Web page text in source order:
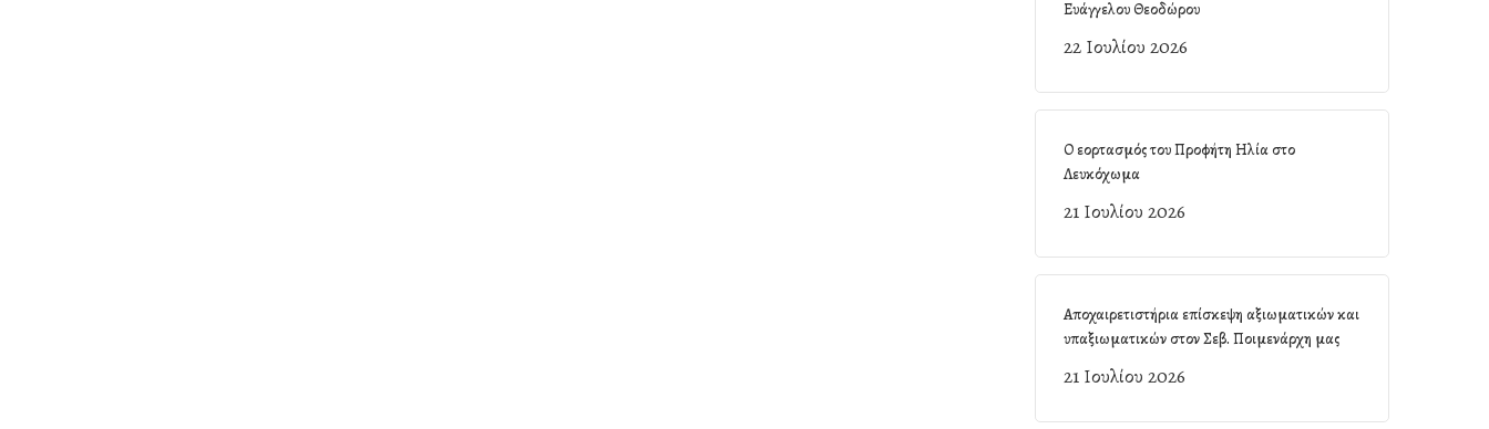
Ευάγγελου Θεοδώρου
22 Ιουλίου 2026
Ο εορτασμός του Προφήτη Ηλία στο
Λευκόχωμα
21 Ιουλίου 2026
Αποχαιρετιστήρια επίσκεψη αξιωματικών και
υπαξιωματικών στον Σεβ. Ποιμενάρχη μας
21 Ιουλίου 2026